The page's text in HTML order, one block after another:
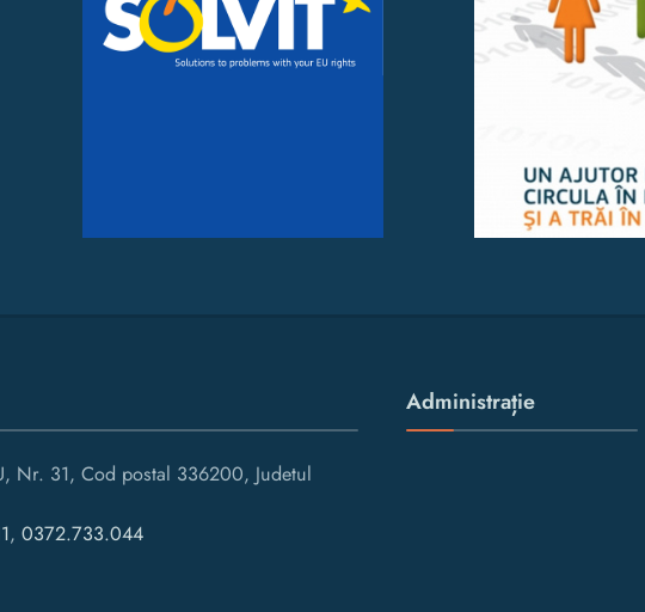
Nr. 31, Cod postal 336200, Judetul
, 0372.733.044
Administrație